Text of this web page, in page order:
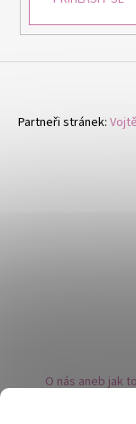
Partneři stránek:
O nás aneb jak
Kovy a